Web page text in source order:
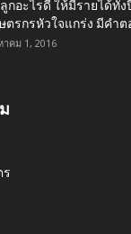
กอะไรดี ให้มีรายได้ทั้
ตรกรหัวใจแกร่ง มีคำต
าคม 1, 2016